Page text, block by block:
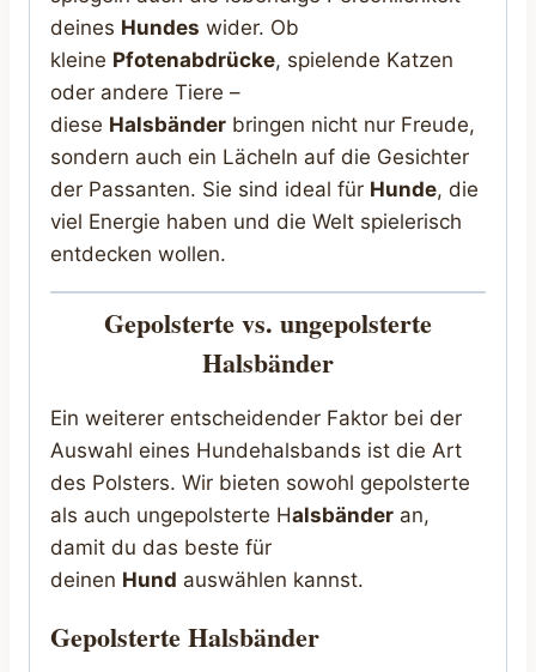
deines Hundes wider. Ob
kleine Pfotenabdrücke, spielende Katzen
oder andere Tiere –
diese Halsbänder bringen nicht nur Freude,
sondern auch ein Lächeln auf die Gesichter
der Passanten. Sie sind ideal für Hunde, die
viel Energie haben und die Welt spielerisch
entdecken wollen.
Gepolsterte vs. ungepolsterte
Halsbänder
Ein weiterer entscheidender Faktor bei der
Auswahl eines Hundehalsbands ist die Art
des Polsters. Wir bieten sowohl gepolsterte
als auch ungepolsterte Halsbänder an,
damit du das beste für
deinen Hund auswählen kannst.
Gepolsterte Halsbänder